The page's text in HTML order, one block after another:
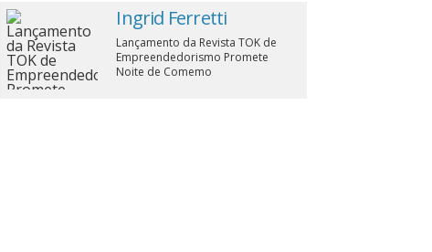
Ingrid Ferretti
Lançamento da Revista TOK de
Empreendedorismo Promete
Noite de Comemo